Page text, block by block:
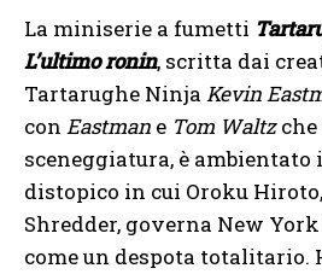
La miniserie a fumetti
L’ultimo ronin, scritta dai
Tartarughe Ninja Kevin
con Eastman e Tom Waltzche
sceneggiatura, è
distopico in cui Oroku
Shredder, governa New
come un despota totalitario.